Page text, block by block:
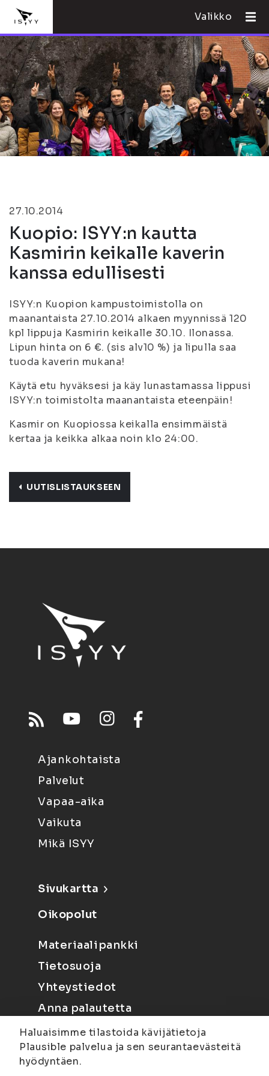
Valikko
27.10.2014
Kuopio: ISYY:n kautta
Kasmirin keikalle kaverin
kanssa edullisesti
ISYY:n Kuopion kampustoimistolla on
maanantaista 27.10.2014 alkaen myynnissä 120
kpl lippuja Kasmirin keikalle 30.10. Ilonassa.
Lipun hinta on 6 €. (sis alv10 %) ja lipulla saa
tuoda kaverin mukana!
Käytä etu hyväksesi ja käy lunastamassa lippusi
ISYY:n toimistolta maanantaista eteenpäin!
Kasmir on Kuopiossa keikalla ensimmäistä
kertaa ja keikka alkaa noin klo 24:00.
UUTISLISTAUKSEEN
Ajankohtaista
Palvelut
Vapaa-aika
Vaikuta
Mikä ISYY
Sivukartta
Oikopolut
Materiaalipankki
Tietosuoja
Yhteystiedot
Anna palautetta
Haluaisimme tilastoida kävijätietoja
Plausible palvelua ja sen seurantaevästeitä
hyödyntäen.